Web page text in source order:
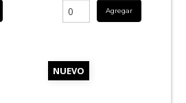
Agregar
NUEVO